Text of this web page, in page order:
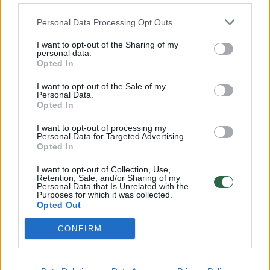
Personal Data Processing Opt Outs
I want to opt-out of the Sharing of my
personal data.
Opted In
I want to opt-out of the Sale of my
Personal Data.
Opted In
I want to opt-out of processing my
Personal Data for Targeted Advertising.
Opted In
I want to opt-out of Collection, Use,
Retention, Sale, and/or Sharing of my
Personal Data that Is Unrelated with the
Purposes for which it was collected.
Opted Out
CONFIRM
32 laipsnių šilumos
Žinios | Orai
V. Zalužno pasisakymą laiko bandymu įsitvirtinti
Laidos | Nauja diena
00:00:59
Nufilmavo, kaip patvino Vilniaus Vakarinis aplinkkelis:
vaizdas pribloškia
Žinios | Lietuvos diena